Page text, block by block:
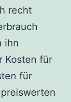
recht
ihn
Kosten für
für